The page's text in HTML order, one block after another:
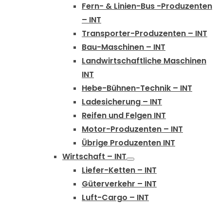
Fern- & Linien-Bus -Produzenten
– INT
Transporter-Produzenten – INT
Bau-Maschinen – INT
Landwirtschaftliche Maschinen
INT
Hebe-Bühnen-Technik – INT
Ladesicherung – INT
Reifen und Felgen INT
Motor-Produzenten – INT
Übrige Produzenten INT
Wirtschaft – INT
Liefer-Ketten – INT
Güterverkehr – INT
Luft-Cargo – INT